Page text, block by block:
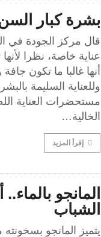
بشرة كبار
قال مركز الجودة في
عناية خاصة، نظرا
أنها غالبا ما تكون
وللعناية السليمة
مستحضرات العناية
الخالية…
إقرأ المزيد
المانجو
الشباب
يتميز المانجو